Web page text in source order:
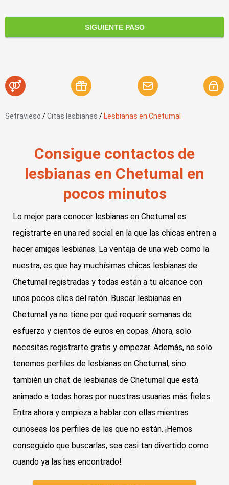
SIGUIENTE PASO
Setravieso /Citas lesbianas / Lesbianas en Chetumal
Consigue contactos de
lesbianas en Chetumal en
pocos minutos
Lo mejor para conocer lesbianas en Chetumal es
registrarte en una red social en la que las chicas entren a
hacer amigas lesbianas. La ventaja de una web como la
nuestra, es que hay muchísimas chicas lesbianas de
Chetumal registradas y todas están a tu alcance con
unos pocos clics del ratón. Buscar lesbianas en
Chetumal ya no tiene por qué requerir semanas de
esfuerzo y cientos de euros en copas. Ahora, solo
necesitas registrarte gratis y empezar. Además, no solo
tenemos perfiles de lesbianas en Chetumal, sino
también un chat de lesbianas de Chetumal que está
animado a todas horas por nuestras usuarias más fieles.
Entra ahora y empieza a hablar con ellas mientras
curioseas los perfiles de las que no están. ¡Hemos
conseguido que buscarlas, sea casi tan divertido como
cuando ya las has encontrado!